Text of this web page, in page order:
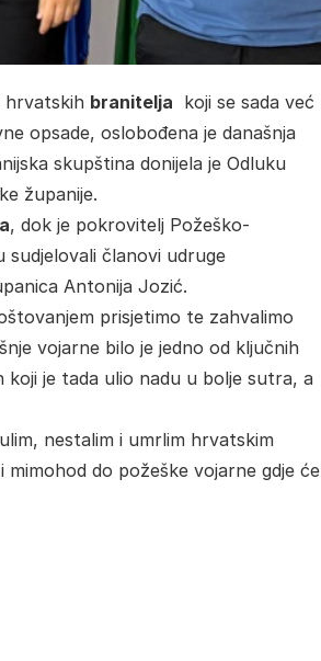
hrvatskih branitelja koji se sada već
opsade, oslobođena je današnja
skupština donijela je Odluku
županije.
, dok je pokrovitelj Požeško-
sudjelovali članovi udruge
Antonija Jozić.
prisjetimo te zahvalimo
vojarne bilo je jedno od ključnih
je tada ulio nadu u bolje sutra, a
nestalim i umrlim hrvatskim
do požeške vojarne gdje će